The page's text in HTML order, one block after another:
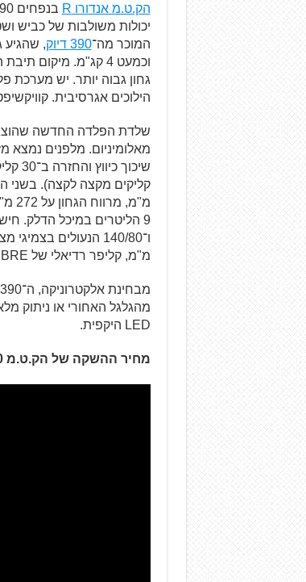
הק.ט.מ אנדורו R
יכולות משולבות של כביש
המוכר מה־390 דיוק
וכמעט 4 קג"מ.
גחון גבוה יותר. יש מערכת
הילוכים אגרסיבית.
שלדת הפלדה החדשה
מ"מ, קליפר רדיאלי של BYBRE ודיסק אחורי בקוטר 240 מ"מ.
LED היקפית.
מחיר ההשקה של הק.ט.מ 390 אנדורו R נקבע על 43,990 ש"ח.